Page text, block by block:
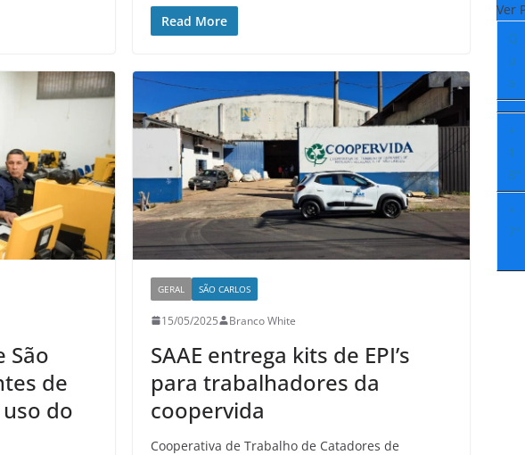
Read More
São
de
do
GERAL SÃO CARLOS
15/05/2025 Branco White
SAAE entrega kits de EPI’s
para trabalhadores da
coopervida
Cooperativa de Trabalho de Catadores de
Ver
Q
u
a
+
1
8°
+
7°